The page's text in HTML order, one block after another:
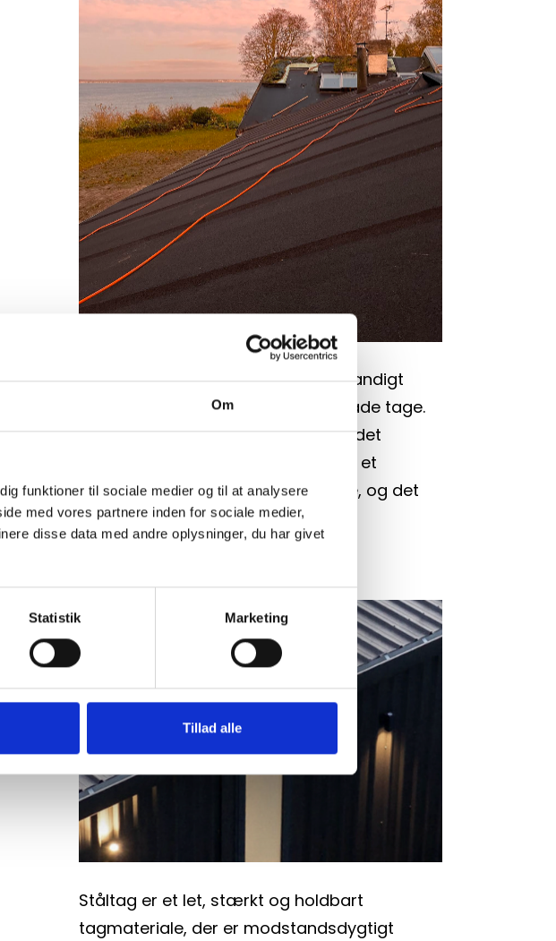
Om
funktioner til sociale medier og til at analysere
med vores partnere inden for sociale medier,
disse data med andre oplysninger, du har givet
Statistik Marketing
Tillad alle
Tagpap er et holdbart og vejrbestandigt
tagmateriale, der ofte bruges til flade tage.
Det er lavet af bitumen, som giver det
vandtætte egenskaber. Tagpap er et
stormsikret tag, let at vedligeholde, og det
tilbyder god beskyttelse mod regn.
Ståltag er et let, stærkt og holdbart
tagmateriale, der er modstandsdygtigt